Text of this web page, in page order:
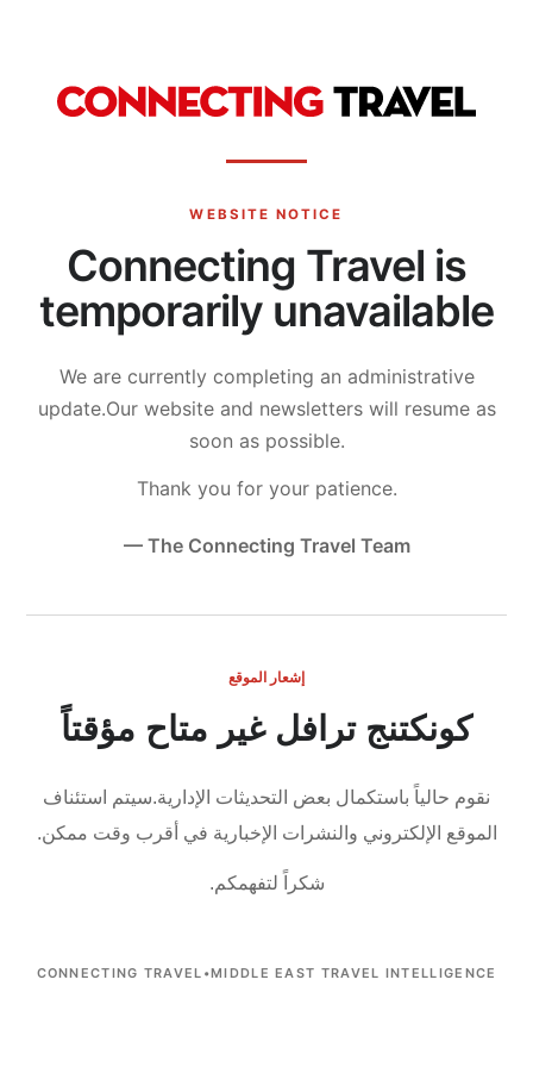
WEBSITE NOTICE
Connecting Travel is
temporarily unavailable
We are currently completing an administrative
update.Our website and newsletters will resume as
soon as possible.
Thank you for your patience.
— The Connecting Travel Team
إشعار الموقع
كونكتنج ترافل غير متاح مؤقتاً
نقوم حالياً باستكمال بعض التحديثات الإدارية.سيتم استئناف
الموقع الإلكتروني والنشرات الإخبارية في أقرب وقت ممكن.
شكراً لتفهمكم.
CONNECTING TRAVEL •MIDDLE EAST TRAVEL INTELLIGENCE